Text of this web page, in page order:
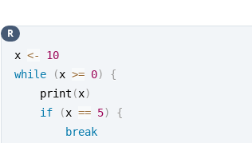
x <-
10
while
(x >= 0)
{
    print
(x)
if
(x == 5)
{
break
R